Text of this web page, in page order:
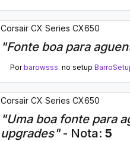
Corsair CX Series CX650
"Fonte boa para
Porbarowsss. no setup
Corsair CX Series CX650
"Uma boa fonte para
upgrades"- Nota:5